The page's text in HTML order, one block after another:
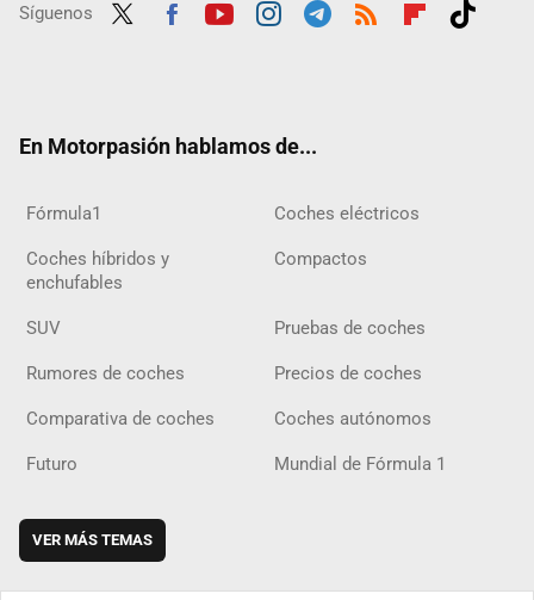
Síguenos
En Motorpasión hablamos de...
Fórmula1 Coches eléctricos
Coches híbridos y
enchufables
Compactos
SUV Pruebas de coches
Rumores de coches Precios de coches
Comparativa de coches Coches autónomos
Futuro Mundial de Fórmula 1
VER MÁS TEMAS